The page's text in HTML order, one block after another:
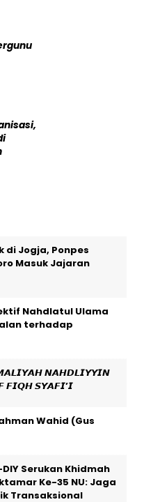
di Jogja, Ponpes
Masuk Jajaran
Nahdlatul Ulama
terhadap
𝙉𝘼𝙃𝘿𝙇𝙄𝙔𝙔𝙄𝙉
𝙎𝙔𝘼𝙁𝙄’𝙄
Wahid (Gus
DIY Serukan Khidmah
Ke-35 NU: Jaga
Transaksional